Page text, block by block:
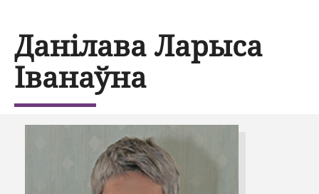
Данілава Ларыса
Іванаўна